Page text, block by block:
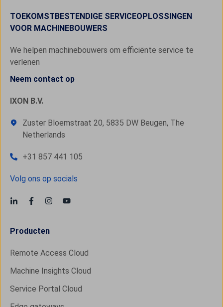
TOEKOMSTBESTENDIGE SERVICEOPLOSSINGEN
VOOR MACHINEBOUWERS
We helpen machinebouwers om efficiënte service te
verlenen
Neem contact op
IXON B.V.
Zuster Bloemstraat 20, 5835 DW Beugen, The
Netherlands
+31 857 441 105
Volg ons op socials
Producten
Remote Access Cloud
Machine Insights Cloud
Service Portal Cloud